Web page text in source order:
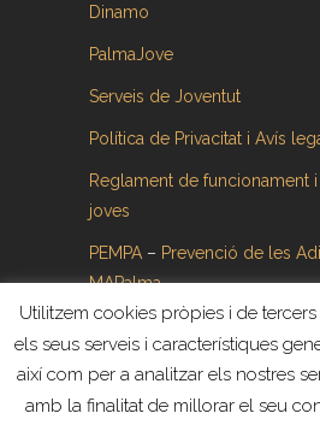
Dinamo
PalmaJove
Serveis de Joventut
Política de Privacitat i Avís
Reglament de funcionament
joves
PEMPA – Prevenció de les
MAPalma
Utilitzem cookies pròpies i de
els seus serveis i característiques
així com per a analitzar els nostres
amb la finalitat de millorar el seu